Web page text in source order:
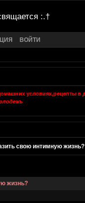
:.†
ВОЙТИ
свою интимную жизнь?
жизнь?